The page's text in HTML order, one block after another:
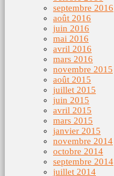
septembre 2016
août 2016
juin 2016
mai 2016
avril 2016
mars 2016
novembre 2015
août 2015
juillet 2015
juin 2015
avril 2015
mars 2015
janvier 2015
novembre 2014
octobre 2014
septembre 2014
juillet 2014